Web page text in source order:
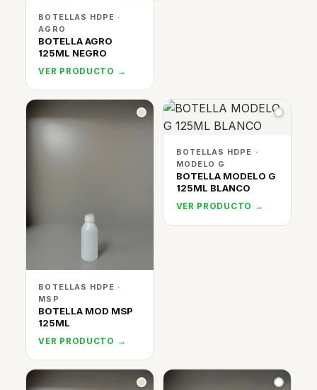
BOTELLAS HDPE ·
AGRO
BOTELLA AGRO
125ML NEGRO
VER PRODUCTO →
BOTELLAS HDPE ·
MSP
BOTELLA MOD MSP
125ML
VER PRODUCTO →
BOTELLAS HDPE ·
MODELO G
BOTELLA MODELO G
125ML BLANCO
VER PRODUCTO →